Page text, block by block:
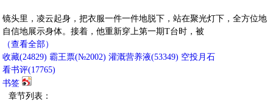
镜头里，凌云起身，把衣服一件一件地脱下，站在聚光灯下，全方位地
自信地展示身体。接着，他重新穿上第一期T台时，被
（查看全部）
收藏(24829) 霸王票(№2002) 灌溉营养液(53349) 空投月石
看书评(17765)
书签
章节列表：